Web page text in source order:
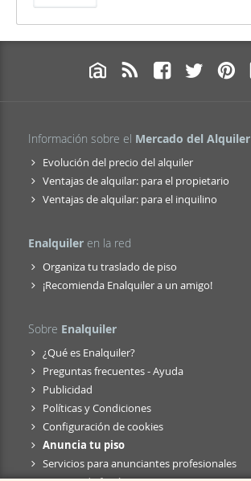
Información sobre el Mercado del Alquiler
Evolución del precio del alquiler
Ventajas de alquilar: para el propietario
Ventajas de alquilar: para el inquilino
Enalquiler en la red
Organiza tu traslado de piso
¡Recomienda Enalquiler a un amigo!
Sobre Enalquiler
¿Qué es Enalquiler?
Preguntas frecuentes - Ayuda
Publicidad
Políticas y Condiciones
Configuración de cookies
Anuncia tu piso
Servicios para anunciantes profesionales